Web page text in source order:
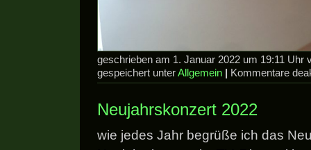
geschrieben am 1. Januar 2022 um 19:11 Uhr
gespeichert unterAllgemein Kommentare
Neujahrskonzert 2022
wie jedes Jahr begrüße ich das